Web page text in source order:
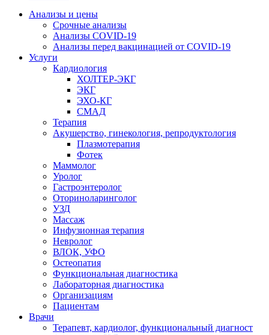
Анализы и цены
Срочные анализы
Анализы COVID-19
Анализы перед вакцинацией от COVID-19
Услуги
Кардиология
ХОЛТЕР-ЭКГ
ЭКГ
ЭХО-КГ
СМАД
Терапия
Акушерство, гинекология, репродуктология
Плазмотерапия
Фотек
Маммолог
Уролог
Гастроэнтеролог
Оториноларинголог
УЗД
Массаж
Инфузионная терапия
Невролог
ВЛОК, УФО
Остеопатия
Функциональная диагностика
Лабораторная диагностика
Организациям
Пациентам
Врачи
Терапевт, кардиолог, функциональный диагност